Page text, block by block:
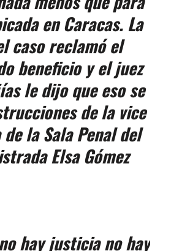
en Caracas. La
caso reclamó el
beneficio y el juez
le dijo que eso se
de la vice
la Sala Penal del
Elsa Gómez
hay justicia no hay